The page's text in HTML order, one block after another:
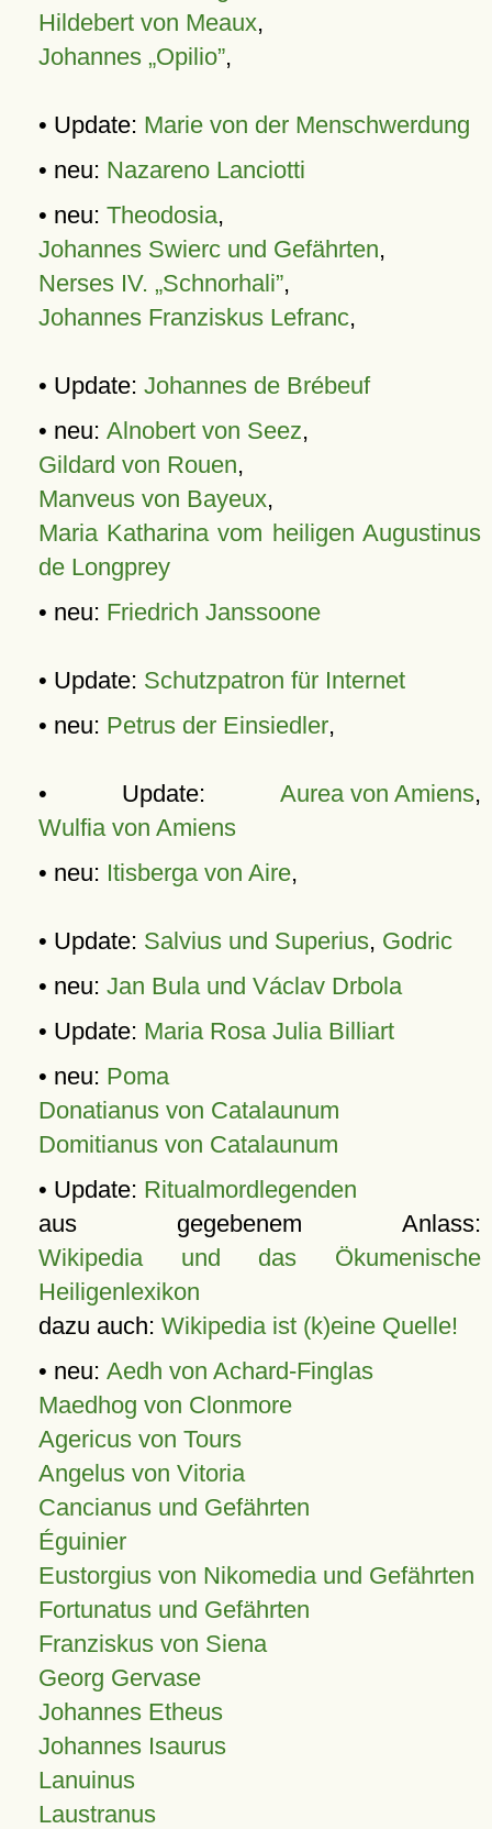
Hildebert von Meaux,
Johannes „Opilio”,
• Update: Marie von der Menschwerdung
• neu: Nazareno Lanciotti
• neu: Theodosia,
Johannes Swierc und Gefährten,
Nerses IV. „Schnorhali”,
Johannes Franziskus Lefranc,
• Update: Johannes de Brébeuf
• neu: Alnobert von Seez,
Gildard von Rouen,
Manveus von Bayeux,
Maria Katharina vom heiligen Augustinus
de Longprey
• neu: Friedrich Janssoone
• Update: Schutzpatron für Internet
• neu: Petrus der Einsiedler,
• Update: Aurea von Amiens,
Wulfia von Amiens
• neu: Itisberga von Aire,
• Update: Salvius und Superius, Godric
• neu: Jan Bula und Václav Drbola
• Update: Maria Rosa Julia Billiart
• neu: Poma
Donatianus von Catalaunum
Domitianus von Catalaunum
• Update: Ritualmordlegenden
aus gegebenem Anlass:
Wikipedia und das Ökumenische
Heiligenlexikon
dazu auch: Wikipedia ist (k)eine Quelle!
• neu: Aedh von Achard-Finglas
Maedhog von Clonmore
Agericus von Tours
Angelus von Vitoria
Cancianus und Gefährten
Éguinier
Eustorgius von Nikomedia und Gefährten
Fortunatus und Gefährten
Franziskus von Siena
Georg Gervase
Johannes Etheus
Johannes Isaurus
Lanuinus
Laustranus